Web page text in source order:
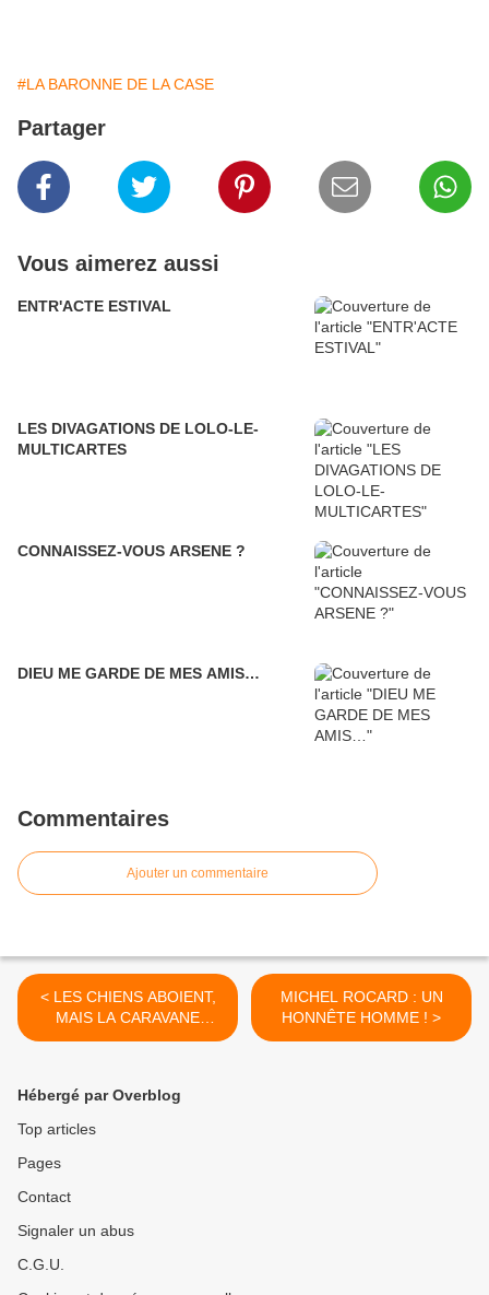
#LA BARONNE DE LA CASE
Partager
Vous aimerez aussi
ENTR'ACTE ESTIVAL
LES DIVAGATIONS DE LOLO-LE-
MULTICARTES
CONNAISSEZ-VOUS ARSENE ?
DIEU ME GARDE DE MES AMIS…
Commentaires
Ajouter un commentaire
< LES CHIENS ABOIENT,
MAIS LA CARAVANE
PASSE !
MICHEL ROCARD : UN
HONNÊTE HOMME ! >
Hébergé par Overblog
Top articles
Pages
Contact
Signaler un abus
C.G.U.